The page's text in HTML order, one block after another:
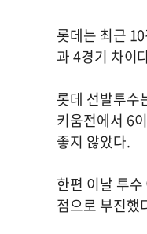
롯데는 최근
과 4경기 차이
롯데 선발투수
키움전에서 6
좋지 않았다.
한편 이날 투
점으로 부진했